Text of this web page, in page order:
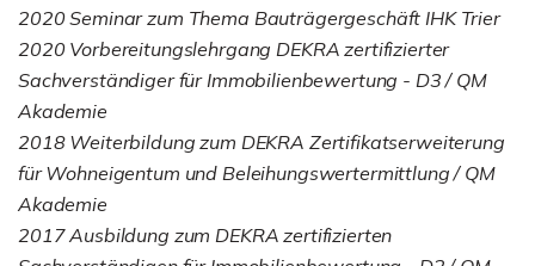
2020 Seminar zum Thema Bauträgergeschäft IHK Trier
2020 Vorbereitungslehrgang DEKRA zertifizierter
Sachverständiger für Immobilienbewertung - D3 / QM
Akademie
2018 Weiterbildung zum DEKRA Zertifikatserweiterung
für Wohneigentum und Beleihungswertermittlung / QM
Akademie
2017 Ausbildung zum DEKRA zertifizierten